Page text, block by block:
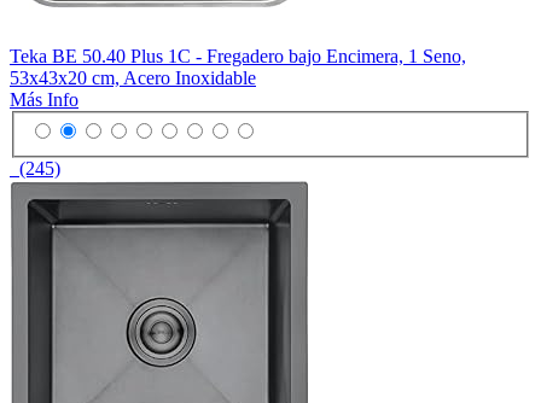
Teka BE 50.40 Plus 1C - Fregadero bajo Encimera, 1 Seno,
53x43x20 cm, Acero Inoxidable
Más Info
(245)